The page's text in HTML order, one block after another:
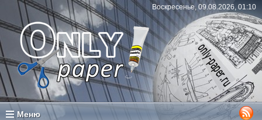
Воскресенье, 09.08.2026, 01:10
Меню